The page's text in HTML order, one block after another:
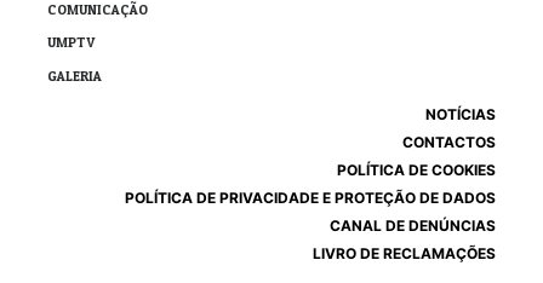
COMUNICAÇÃO
UMPTV
GALERIA
NOTÍCIAS
CONTACTOS
POLÍTICA DE COOKIES
POLÍTICA DE PRIVACIDADE E PROTEÇÃO DE DADOS
CANAL DE DENÚNCIAS
LIVRO DE RECLAMAÇÕES